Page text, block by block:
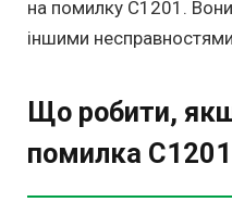
на помилку C1201. Вони
іншими
Що робити,
помилка